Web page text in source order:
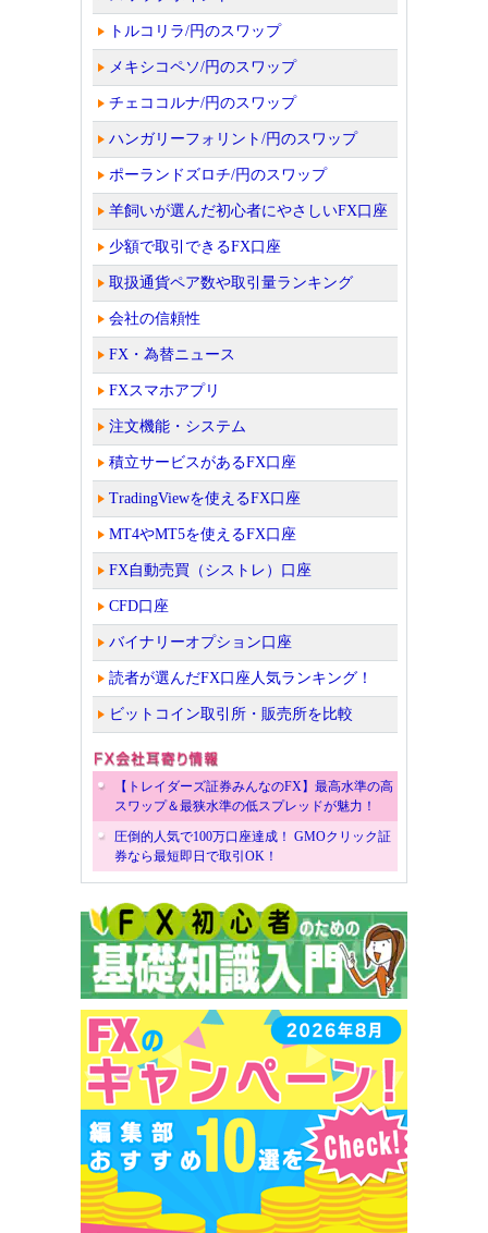
トルコリラ/円のスワップ
メキシコペソ/円のスワップ
チェココルナ/円のスワップ
ハンガリーフォリント/円のスワップ
ポーランドズロチ/円のスワップ
羊飼いが選んだ初心者にやさしいFX口座
少額で取引できるFX口座
取扱通貨ペア数や取引量ランキング
会社の信頼性
FX・為替ニュース
FXスマホアプリ
注文機能・システム
積立サービスがあるFX口座
TradingViewを使えるFX口座
MT4やMT5を使えるFX口座
FX自動売買（シストレ）口座
CFD口座
バイナリーオプション口座
読者が選んだFX口座人気ランキング！
ビットコイン取引所・販売所を比較
【トレイダーズ証券みんなのFX】最高水準の高
スワップ＆最狭水準の低スプレッドが魅力！
圧倒的人気で100万口座達成！ GMOクリック証
券なら最短即日で取引OK！